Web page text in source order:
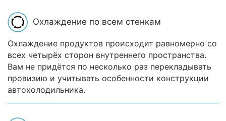
Охлаждение по всем стенкам
Охлаждение продуктов происходит равномерно со
всех четырёх сторон внутреннего пространства.
Вам не придётся по несколько раз перекладывать
провизию и учитывать особенности конструкции
автохолодильника.